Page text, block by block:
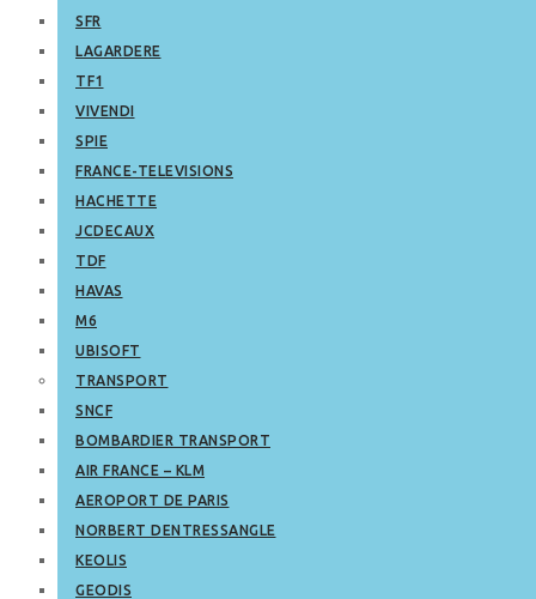
SFR
LAGARDERE
TF1
VIVENDI
SPIE
FRANCE-TELEVISIONS
HACHETTE
JCDECAUX
TDF
HAVAS
M6
UBISOFT
TRANSPORT
SNCF
BOMBARDIER TRANSPORT
AIR FRANCE – KLM
AEROPORT DE PARIS
NORBERT DENTRESSANGLE
KEOLIS
GEODIS